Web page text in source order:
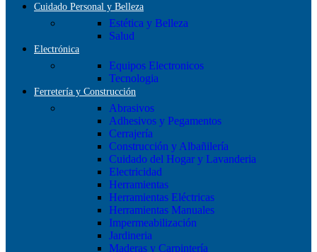
Cuidado Personal y Belleza
Estética y Belleza
Salud
Electrónica
Equipos Electronicos
Tecnologia
Ferretería y Construcción
Abrasivos
Adhesivos y Pegamentos
Cerrajería
Construcción y Albañilería
Cuidado del Hogar y Lavanderia
Electricidad
Herramientas
Herramientas Eléctricas
Herramientas Manuales
Impermeabilización
Jardineria
Maderas y Carpintería